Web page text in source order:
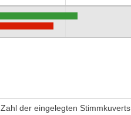
Zahl der eingelegten Stimmkuverts